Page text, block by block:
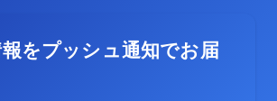
をプッシュ通知でお届